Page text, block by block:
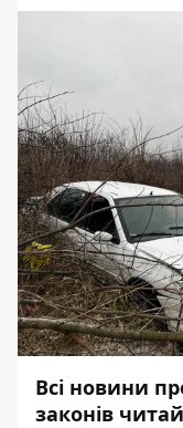
Всі новини
законів